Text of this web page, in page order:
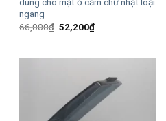
dùng cho mặt ổ cắm chữ nhật loại
ngang
66,000₫ Giá
gốc
52,200₫Giá
hiện